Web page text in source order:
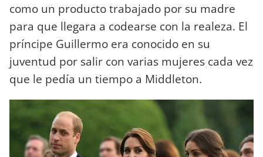
como un producto trabajado por su madre
para que llegara a codearse con la realeza. El
príncipe Guillermo era conocido en su
juventud por salir con varias mujeres cada vez
que le pedía un tiempo a Middleton.